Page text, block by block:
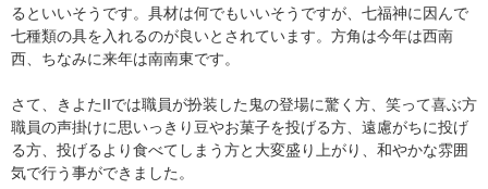
るといいそうです。具材は何でもいいそうですが、七福神に因んで
七種類の具を入れるのが良いとされています。方角は今年は西南
西、ちなみに来年は南南東です。
さて、きよたIIでは職員が扮装した鬼の登場に驚く方、笑って喜ぶ方
職員の声掛けに思いっきり豆やお菓子を投げる方、遠慮がちに投げ
る方、投げるより食べてしまう方と大変盛り上がり、和やかな雰囲
気で行う事ができました。